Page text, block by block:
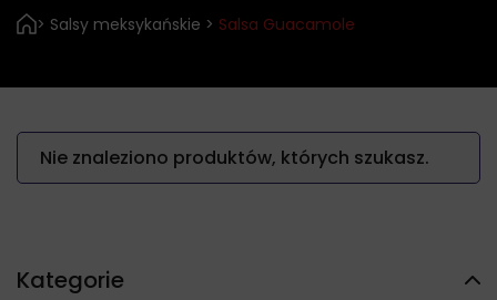
> Salsy meksykańskie > Salsa Guacamole
Kategorie
Nie znaleziono produktów, których szukasz.